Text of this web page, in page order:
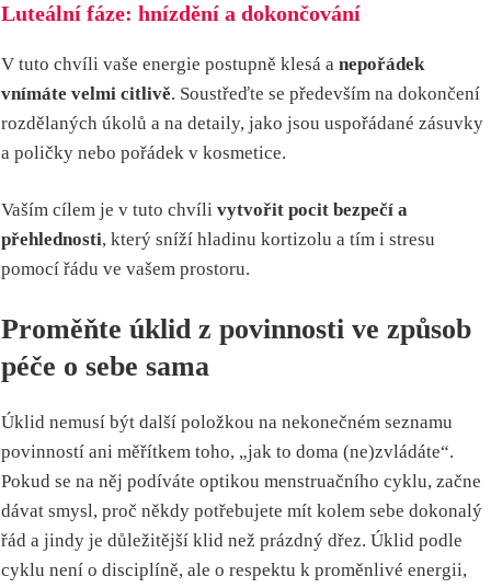
Luteální fáze: hnízdění a dokončování
V tuto chvíli vaše energie postupně klesá a nepořádek
vnímáte velmi citlivě. Soustřeďte se především na dokončení
rozdělaných úkolů a na detaily, jako jsou uspořádané zásuvky
a poličky nebo pořádek v kosmetice.
Vaším cílem je v tuto chvíli vytvořit pocit bezpečí a
přehlednosti, který sníží hladinu kortizolu a tím i stresu
pomocí řádu ve vašem prostoru.
Proměňte úklid z povinnosti ve způsob
péče o sebe sama
Úklid nemusí být další položkou na nekonečném seznamu
povinností ani měřítkem toho, „jak to doma (ne)zvládáte“.
Pokud se na něj podíváte optikou menstruačního cyklu, začne
dávat smysl, proč někdy potřebujete mít kolem sebe dokonalý
řád a jindy je důležitější klid než prázdný dřez. Úklid podle
cyklu není o disciplíně, ale o respektu k proměnlivé energii,